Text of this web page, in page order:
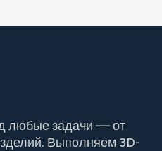
любые задачи — от
Выполняем 3D-